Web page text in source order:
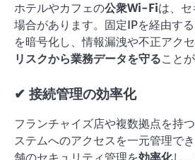
ホテルやカフェの公衆Wi-Fiは、
場合があります。固定IPを経由す
を暗号化し、情報漏洩や不正アク
リスクから業務データを守ること
✔ 接続管理の効率化
フランチャイズ店や複数拠点を持
ステムへのアクセスを一元管理で